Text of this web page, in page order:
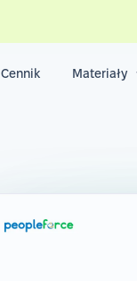
Cennik Materiały